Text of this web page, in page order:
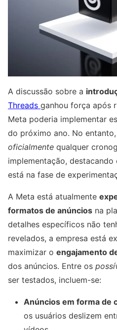
A discussão sobre a
Threads ganhou força após
Meta poderia implementar
do próximo ano. No
oficialmente qualquer
implementação,
está na fase de
A Meta está atualmente
formatos de anúncios na
detalhes específicos não
revelados, a empresa está
maximizar o engajamento
dos anúncios. Entre os
ser testados, incluem-se:
Anúncios em forma de
os usuários deslizem